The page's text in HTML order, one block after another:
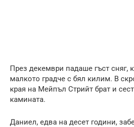
През декември падаше гъст сняг,
малкото градче с бял килим. В
края на Мейпъл Стрийт брат и
камината.
Даниел, едва на десет години,